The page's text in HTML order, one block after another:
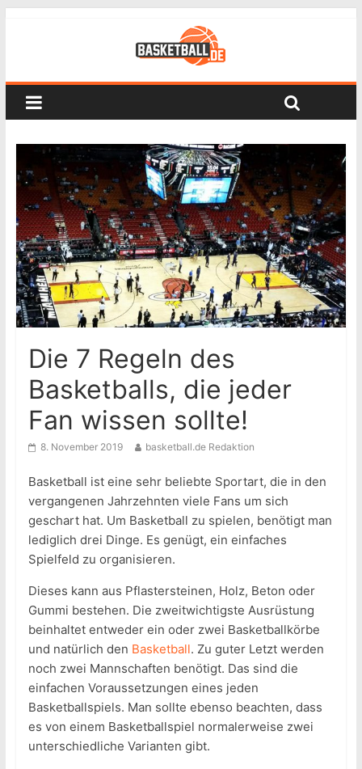
Die 7 Regeln des
Basketballs, die jeder
Fan wissen sollte!
8. November 2019 basketball.de Redaktion
Basketball ist eine sehr beliebte Sportart, die in den
vergangenen Jahrzehnten viele Fans um sich
geschart hat. Um Basketball zu spielen, benötigt man
lediglich drei Dinge. Es genügt, ein einfaches
Spielfeld zu organisieren.
Dieses kann aus Pflastersteinen, Holz, Beton oder
Gummi bestehen. Die zweitwichtigste Ausrüstung
beinhaltet entweder ein oder zwei Basketballkörbe
und natürlich den Basketball. Zu guter Letzt werden
noch zwei Mannschaften benötigt. Das sind die
einfachen Voraussetzungen eines jeden
Basketballspiels. Man sollte ebenso beachten, dass
es von einem Basketballspiel normalerweise zwei
unterschiedliche Varianten gibt.